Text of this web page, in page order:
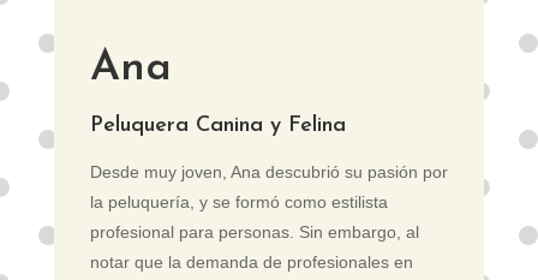
Ana
Peluquera Canina y Felina
Desde muy joven, Ana descubrió su pasión por
la peluquería, y se formó como estilista
profesional para personas. Sin embargo, al
notar que la demanda de profesionales en